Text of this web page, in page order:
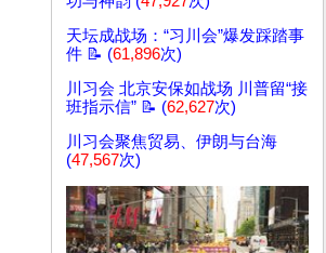
天坛成战场：“习川会”爆发踩踏事
件 📝 (61,896次)
川习会 北京安保如战场 川普留“接
班指示信” 📝 (62,627次)
川习会聚焦贸易、伊朗与台海
(47,567次)